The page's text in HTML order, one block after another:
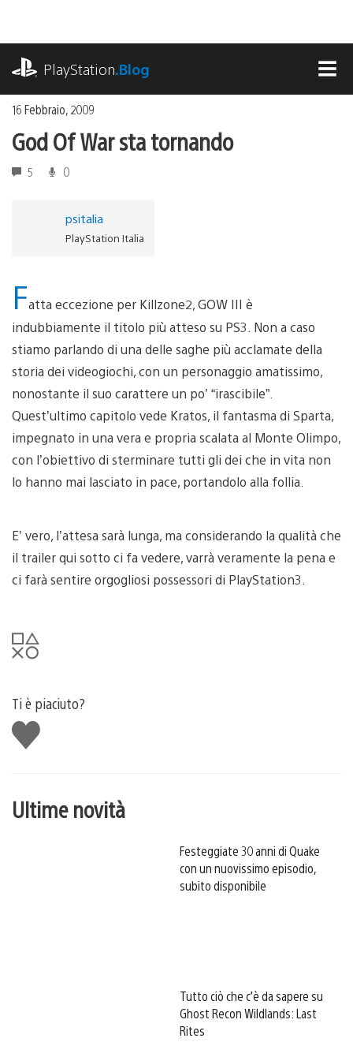
contenuto
PlayStation.Blog
16 Febbraio, 2009
God Of War sta tornando
5 0
psitalia
PlayStation Italia
Fatta eccezione per Killzone2, GOW III è
indubbiamente il titolo più atteso su PS3. Non a caso
stiamo parlando di una delle saghe più acclamate della
storia dei videogiochi, con un personaggio amatissimo,
nonostante il suo carattere un po’ “irascibile”.
Quest’ultimo capitolo vede Kratos, il fantasma di Sparta,
impegnato in una vera e propria scalata al Monte Olimpo,
con l’obiettivo di sterminare tutti gli dei che in vita non
lo hanno mai lasciato in pace, portandolo alla follia.
E’ vero, l’attesa sarà lunga, ma considerando la qualità che
il trailer qui sotto ci fa vedere, varrà veramente la pena e
ci farà sentire orgogliosi possessori di PlayStation3.
Ti è piaciuto?
Mi
piace
Ultime novità
Festeggiate 30 anni di Quake
con un nuovissimo episodio,
subito disponibile
Tutto ciò che c’è da sapere su
Ghost Recon Wildlands: Last
Rites